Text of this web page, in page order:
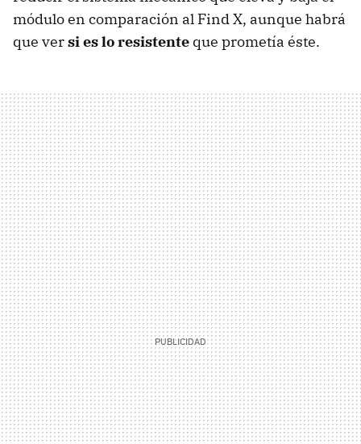
módulo en comparación al Find X, aunque habrá
que versi es lo resistente que prometía éste.